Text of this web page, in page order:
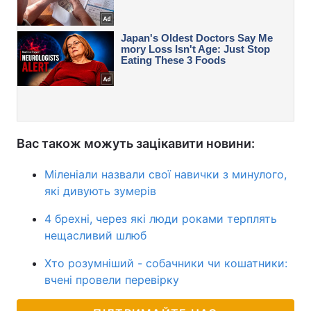
Вас також можуть зацікавити новини:
Міленіали назвали свої навички з минулого,
які дивують зумерів
4 брехні, через які люди роками терплять
нещасливий шлюб
Хто розумніший - собачники чи кошатники:
вчені провели перевірку